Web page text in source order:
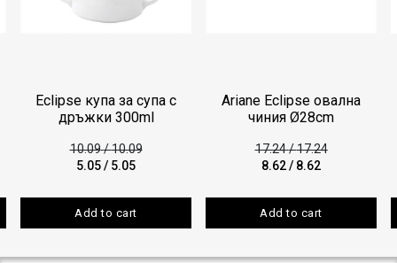
Eclipse купа за супа с
дръжки 300ml
10.09/10.09
5.05/ 5.05
Add to cart
Ariane Eclipse овална
чиния Ø28cm
17.24/17.24
8.62/ 8.62
Add to cart